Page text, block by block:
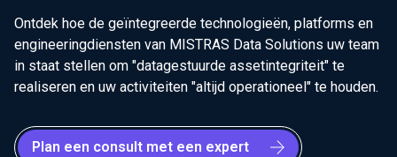
Ontdek hoe de geïntegreerde technologieën, platforms en
engineeringdiensten van MISTRAS Data Solutions uw team
in staat stellen om "datagestuurde assetintegriteit" te
realiseren en uw activiteiten "altijd operationeel" te houden.
Plan een consult met een expert